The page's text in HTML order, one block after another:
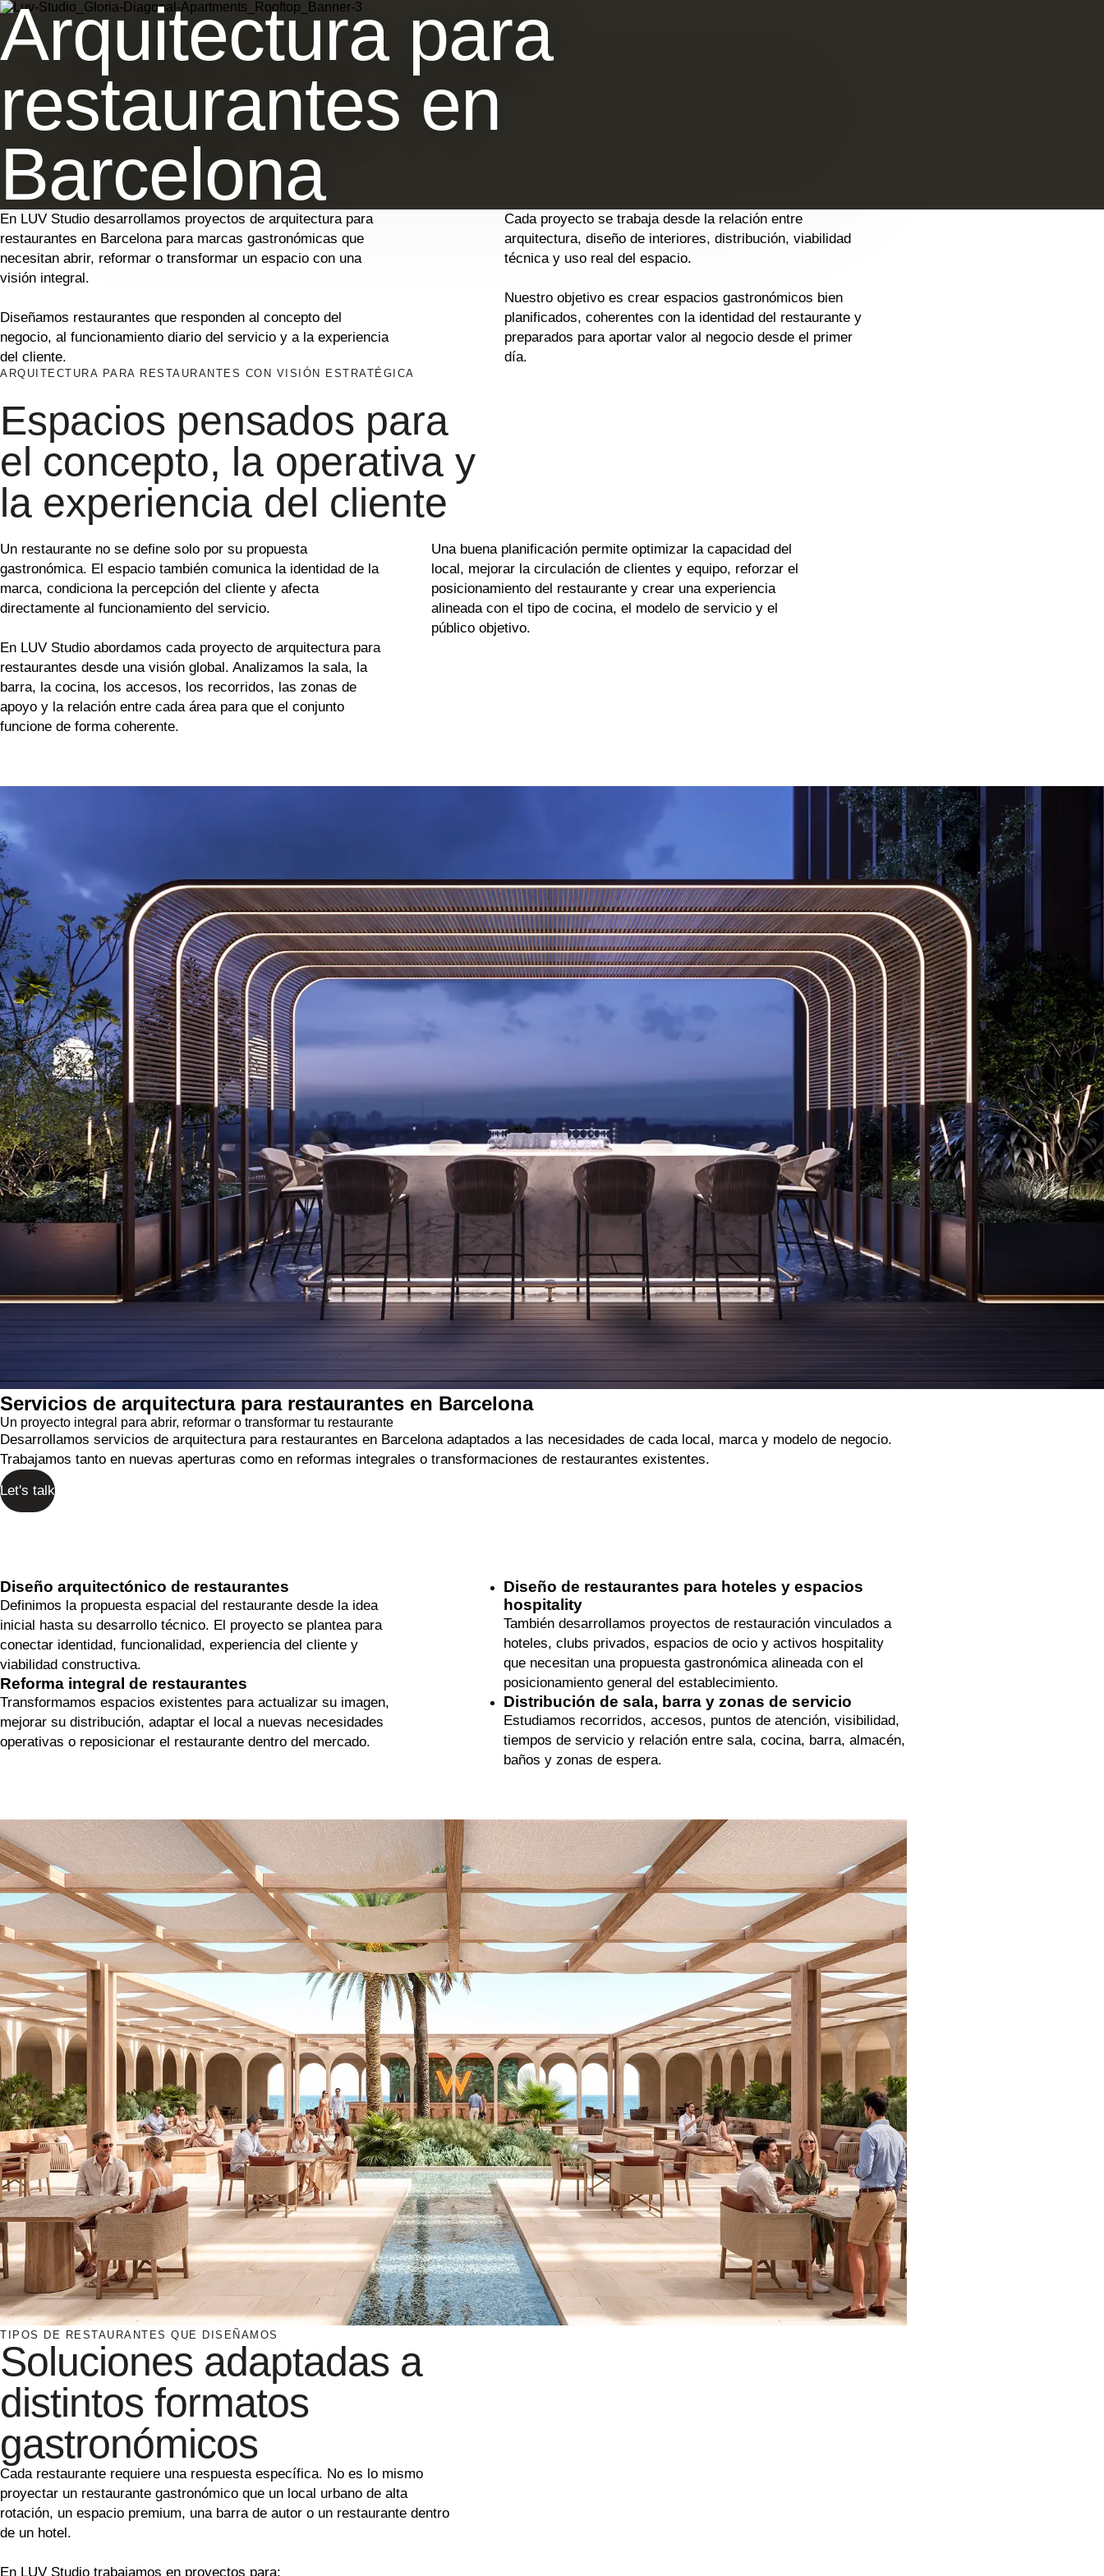
Arquitectura para
restaurantes en
Barcelona
En LUV Studio desarrollamos proyectos de arquitectura para
restaurantes en Barcelona para marcas gastronómicas que
necesitan abrir, reformar o transformar un espacio con una
visión integral.
Diseñamos restaurantes que responden al concepto del
negocio, al funcionamiento diario del servicio y a la experiencia
del cliente.
Cada proyecto se trabaja desde la relación entre
arquitectura, diseño de interiores, distribución, viabilidad
técnica y uso real del espacio.
Nuestro objetivo es crear espacios gastronómicos bien
planificados, coherentes con la identidad del restaurante y
preparados para aportar valor al negocio desde el primer
día.
ARQUITECTURA PARA RESTAURANTES CON VISIÓN ESTRATÉGICA
Espacios pensados para
el concepto, la operativa y
la experiencia del cliente
Un restaurante no se define solo por su propuesta
gastronómica. El espacio también comunica la identidad de la
marca, condiciona la percepción del cliente y afecta
directamente al funcionamiento del servicio.
En LUV Studio abordamos cada proyecto de arquitectura para
restaurantes desde una visión global. Analizamos la sala, la
barra, la cocina, los accesos, los recorridos, las zonas de
apoyo y la relación entre cada área para que el conjunto
funcione de forma coherente.
Una buena planificación permite optimizar la capacidad del
local, mejorar la circulación de clientes y equipo, reforzar el
posicionamiento del restaurante y crear una experiencia
alineada con el tipo de cocina, el modelo de servicio y el
público objetivo.
Servicios de arquitectura para restaurantes en Barcelona
Un proyecto integral para abrir, reformar o transformar tu restaurante
Desarrollamos servicios de arquitectura para restaurantes en Barcelona adaptados a las necesidades de cada local, marca y modelo de negocio.
Trabajamos tanto en nuevas aperturas como en reformas integrales o transformaciones de restaurantes existentes.
Let's talk
Diseño arquitectónico de restaurantes
Definimos la propuesta espacial del restaurante desde la idea
inicial hasta su desarrollo técnico. El proyecto se plantea para
conectar identidad, funcionalidad, experiencia del cliente y
viabilidad constructiva.
Reforma integral de restaurantes
Transformamos espacios existentes para actualizar su imagen,
mejorar su distribución, adaptar el local a nuevas necesidades
operativas o reposicionar el restaurante dentro del mercado.
Diseño de restaurantes para hoteles y espacios
hospitality
También desarrollamos proyectos de restauración vinculados a
hoteles, clubs privados, espacios de ocio y activos hospitality
que necesitan una propuesta gastronómica alineada con el
posicionamiento general del establecimiento.
Distribución de sala, barra y zonas de servicio
Estudiamos recorridos, accesos, puntos de atención, visibilidad,
tiempos de servicio y relación entre sala, cocina, barra, almacén,
baños y zonas de espera.
TIPOS DE RESTAURANTES QUE DISEÑAMOS
Soluciones adaptadas a
distintos formatos
gastronómicos
Cada restaurante requiere una respuesta específica. No es lo mismo
proyectar un restaurante gastronómico que un local urbano de alta
rotación, un espacio premium, una barra de autor o un restaurante dentro
de un hotel.
En LUV Studio trabajamos en proyectos para: